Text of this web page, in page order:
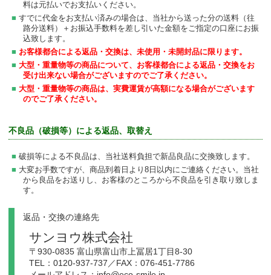
料は元払いでお支払いください。
すでに代金をお支払い済みの場合は、当社から送った分の送料（往
路分送料）＋お振込手数料を差し引いた金額をご指定の口座にお振
込致します。
お客様都合による返品・交換は、未使用・未開封品に限ります。
大型・重量物等の商品について、お客様都合による返品・交換をお
受け出来ない場合がございますのでご了承ください。
大型・重量物等の商品は、実費運賃が高額になる場合がございます
のでご了承ください。
不良品（破損等）による返品、取替え
破損等による不良品は、当社送料負担で新品良品に交換致します。
大変お手数ですが、商品到着日より8日以内にご連絡ください。当社
から良品をお送りし、お客様のところから不良品を引き取り致しま
す。
返品・交換の連絡先
サンヨウ株式会社
〒930-0835 富山県富山市上冨居1丁目8-30
TEL：0120-937-737／FAX：076-451-7786